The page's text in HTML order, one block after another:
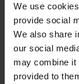
We use
provide social
We also share
our social
may combine it
provided to
URSUIT
OWFS
NOMEX
2948,21 €